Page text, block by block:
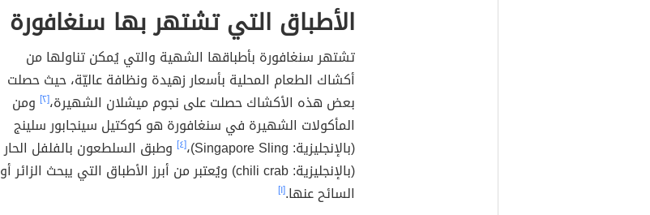
الأطباق التي تشتهر بها سنغافورة
تشتهر سنغافورة بأطباقها الشهية والتي يُمكن تناولها من
أكشاك الطعام المحلية بأسعار زهيدة ونظافة عاليّة، حيث حصلت
بعض هذه الأكشاك حصلت على نجوم ميشلان الشهيرة،[٢]
ومن
المأكولات الشهيرة في سنغافورة هو كوكتيل سينجابور سلينج
(بالإنجليزية: Singapore Sling)،
[٤]
وطبق السلطعون بالفلفل الحار
(بالإنجليزية: chili crab) ويُعتبر من أبرز الأطباق التي يبحث الزائر أو
السائح عنها.[١]